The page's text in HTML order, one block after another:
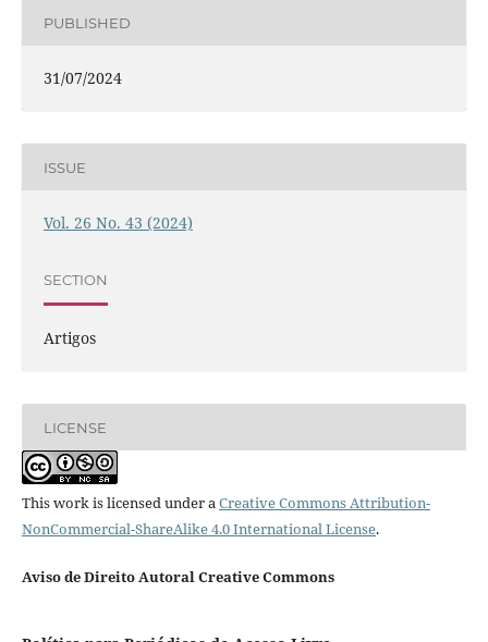
PUBLISHED
31/07/2024
ISSUE
Vol. 26 No. 43 (2024)
SECTION
Artigos
LICENSE
This work is licensed under aCreative Commons Attribution-
NonCommercial-ShareAlike 4.0 International License.
Aviso de Direito Autoral Creative Commons